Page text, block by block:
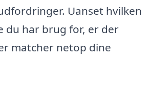
Uanset hvilken
du har brug for, er der
matcher netop dine